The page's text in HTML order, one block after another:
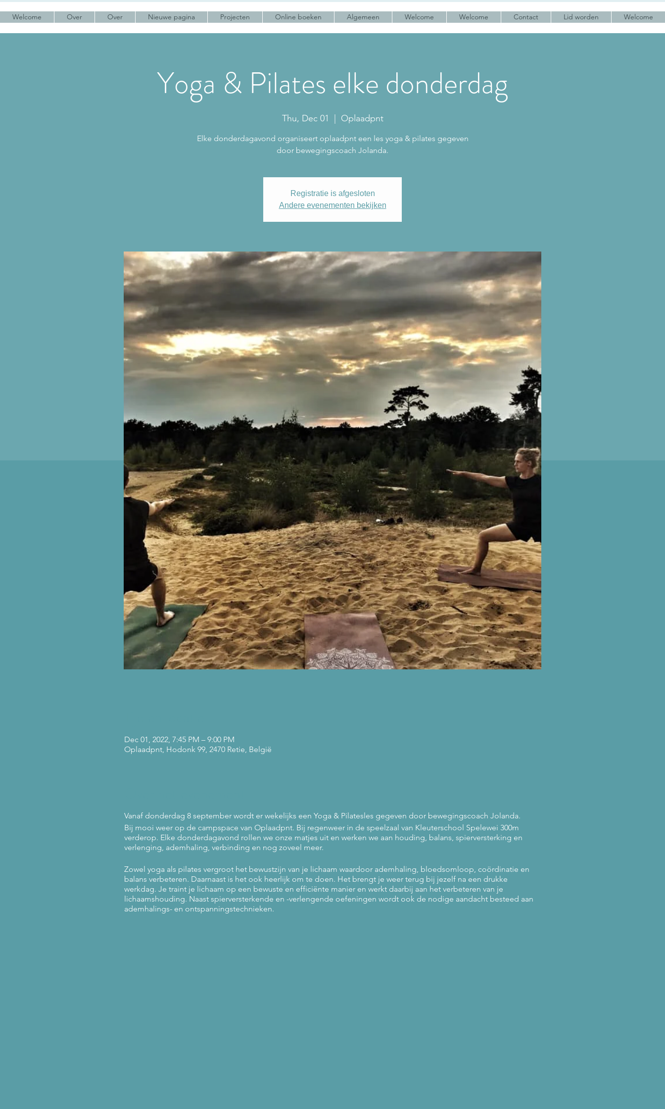
Yoga & Pilates elke donderdag
Thu, Dec 01 Oplaadpnt
Elke donderdagavond organiseert oplaadpnt een les yoga & pilates gegeven
door bewegingscoach Jolanda.
Registratie is afgesloten
Andere evenementen bekijken
Dec 01, 2022, 7:45 PM – 9:00 PM
Oplaadpnt, Hodonk 99, 2470 Retie, België
Vanaf donderdag 8 september wordt er wekelijks een Yoga & Pilatesles gegeven door bewegingscoach Jolanda.
Bij mooi weer op de campspace van Oplaadpnt. Bij regenweer in de speelzaal van Kleuterschool Spelewei 300m
verderop. Elke donderdagavond rollen we onze matjes uit en werken we aan houding, balans, spierversterking en
verlenging, ademhaling, verbinding en nog zoveel meer.
Zowel yoga als pilates vergroot het bewustzijn van je lichaam waardoor ademhaling, bloedsomloop, coördinatie en
balans verbeteren. Daarnaast is het ook heerlijk om te doen. Het brengt je weer terug bij jezelf na een drukke
werkdag. Je traint je lichaam op een bewuste en efficiënte manier en werkt daarbij aan het verbeteren van je
lichaamshouding. Naast spierversterkende en -verlengende oefeningen wordt ook de nodige aandacht besteed aan
ademhalings- en ontspanningstechnieken.
Welcome Over Over Nieuwe pagina Projecten Online boeken Algemeen Welcome Welcome Contact Lid worden Welcome